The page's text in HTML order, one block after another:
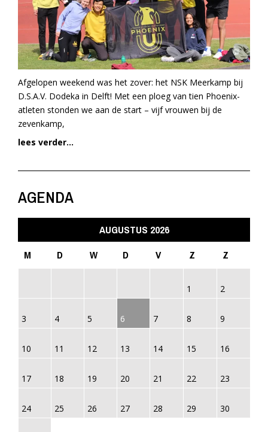
Afgelopen weekend was het zover: het NSK Meerkamp bij
D.S.A.V. Dodeka in Delft! Met een ploeg van tien Phoenix-
atleten stonden we aan de start – vijf vrouwen bij de
zevenkamp,
lees verder...
AGENDA
AUGUSTUS 2026
M
D W D V Z Z
1 2
3 4 5 6 7 8 9
10 11 12 13 14 15 16
17 18 19 20 21 22 23
24 25 26 27 28 29 30